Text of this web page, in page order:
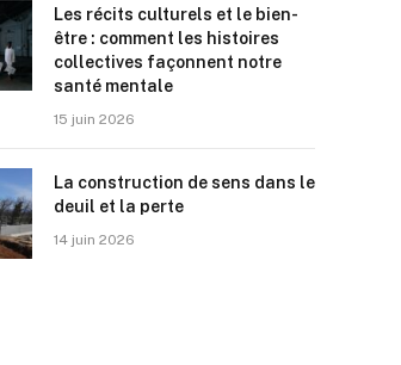
Les récits culturels et le bien-
être : comment les histoires
collectives façonnent notre
santé mentale
15 juin 2026
La construction de sens dans le
deuil et la perte
14 juin 2026